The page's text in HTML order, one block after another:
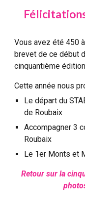
Vous avez été 450
brevet de ce début
cinquantième
Cette année nous
Le départ du
de Roubaix
Accompagner 3
Roubaix
Le 1er Monts et
Retour sur la